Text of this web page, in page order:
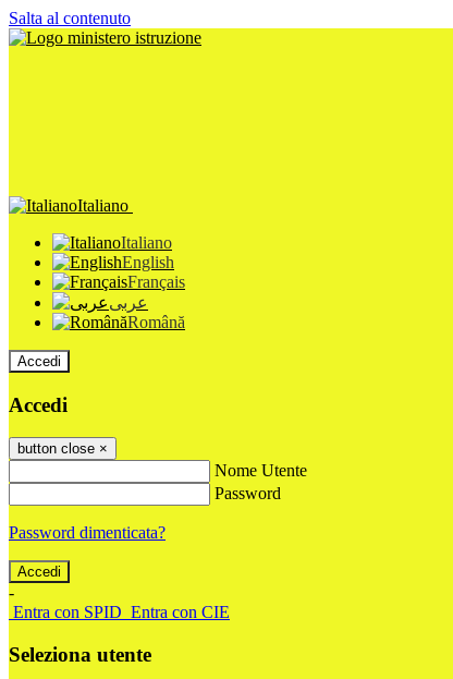
Salta al contenuto
Italiano
Italiano
English
Français
عربى
Română
Accedi
Accedi
button close ×
Nome Utente
Password
Password dimenticata?
-
Entra con SPID Entra con CIE
Seleziona utente